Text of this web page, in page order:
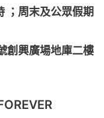
；周末及公眾假期
創興廣場地庫二樓